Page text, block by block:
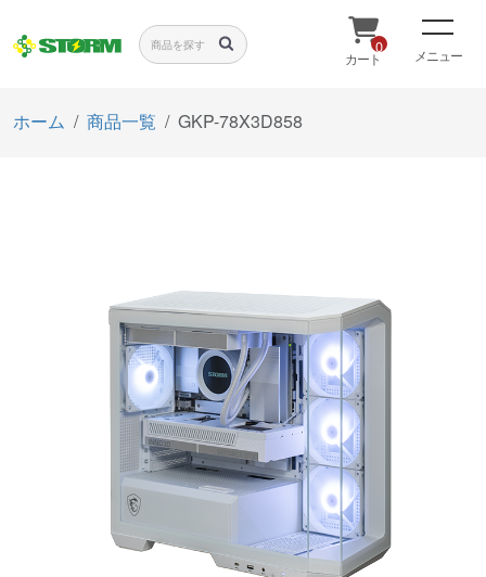
0
カート メニュー
ホーム 商品一覧 GKP-78X3D858